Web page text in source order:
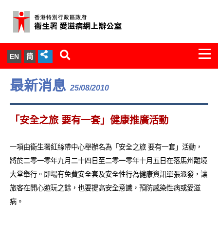
EN 简
關於我們
服務範圍
新聞發佈
愛滋病病毒感染與醫護人員專家組
最新消息 25/08/2010
「安全之旅 要有一套」健康推廣活動
一項由衞生署紅絲帶中心舉辦名為「安全之旅 要有一套」活動，
將於二零一零年九月二十四日至二零一零年十月五日在落馬州離境
大堂舉行。即場有免費安全套及安全性行為健康資訊單張派發，讓
旅客在開心遊玩之餘，也要提高安全意識，預防感染性病或愛滋
病。